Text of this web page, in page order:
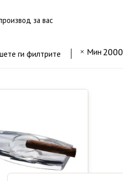
за вас
ги филтрите Мин 2000